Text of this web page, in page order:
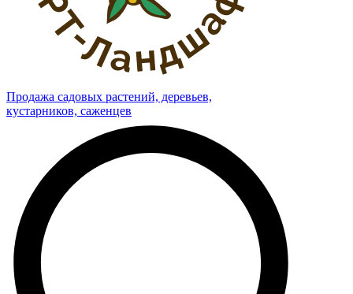
Продажа садовых растений, деревьев,
кустарников, саженцев